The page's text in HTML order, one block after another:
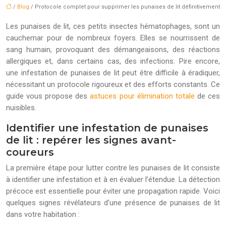
/ Blog / Protocole complet pour supprimer les punaises de lit définitivement
Les punaises de lit, ces petits insectes hématophages, sont un
cauchemar pour de nombreux foyers. Elles se nourrissent de
sang humain, provoquant des démangeaisons, des réactions
allergiques et, dans certains cas, des infections. Pire encore,
une infestation de punaises de lit peut être difficile à éradiquer,
nécessitant un protocole rigoureux et des efforts constants. Ce
guide vous propose desastuces pour élimination totale de ces
nuisibles.
Identifier une infestation de punaises
de lit : repérer les signes avant-
coureurs
La première étape pour lutter contre les punaises de lit consiste
à identifier une infestation et à en évaluer l’étendue. La détection
précoce est essentielle pour éviter une propagation rapide. Voici
quelques signes révélateurs d’une présence de punaises de lit
dans votre habitation :